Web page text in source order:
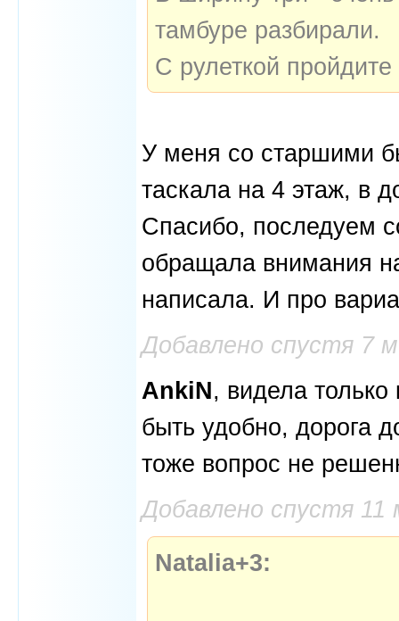
тамбуре разбирали.
С рулеткой
У меня со старшими
таскала на 4 этаж, в
Спасибо, последуем
обращала внимания
написала. И про
Добавлено спустя 7
AnkiN, видела
быть удобно, дорога
тоже вопрос не
Добавлено спустя 11
Natalia+3: